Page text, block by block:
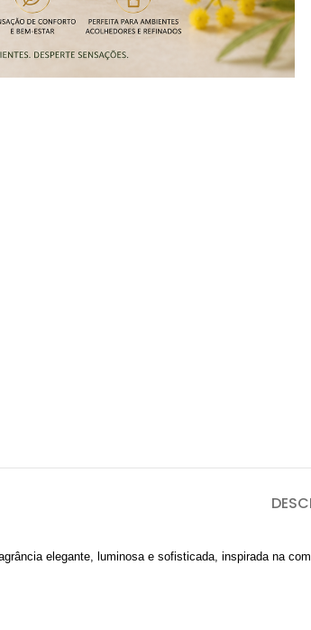
elegante, luminosa e sofisticada, inspirada na